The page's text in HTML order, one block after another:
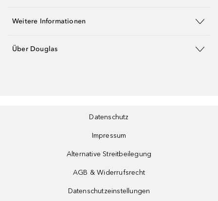
Weitere Informationen
Über Douglas
Datenschutz
Impressum
Alternative Streitbeilegung
AGB & Widerrufsrecht
Datenschutzeinstellungen